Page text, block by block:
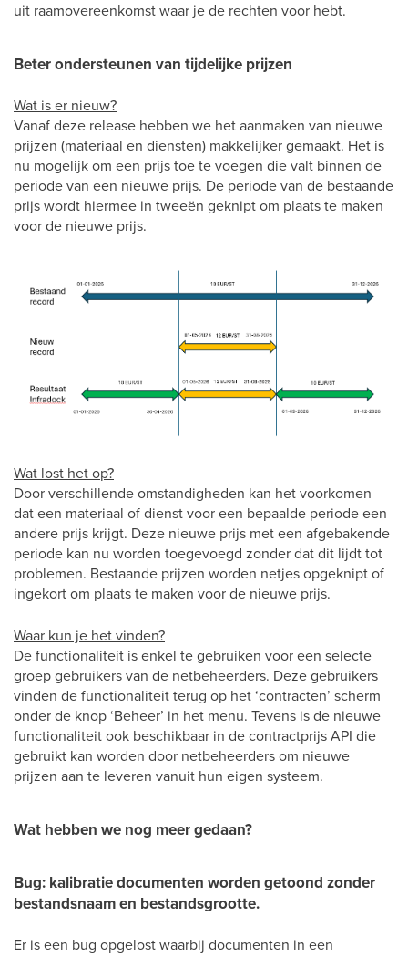
uit raamovereenkomst waar je de rechten voor hebt.
Beter ondersteunen van tijdelijke prijzen
Wat is er nieuw?
Vanaf deze release hebben we het aanmaken van nieuwe
prijzen (materiaal en diensten) makkelijker gemaakt. Het is
nu mogelijk om een prijs toe te voegen die valt binnen de
periode van een nieuwe prijs. De periode van de bestaande
prijs wordt hiermee in tweeën geknipt om plaats te maken
voor de nieuwe prijs.
Wat lost het op?
Door verschillende omstandigheden kan het voorkomen
dat een materiaal of dienst voor een bepaalde periode een
andere prijs krijgt. Deze nieuwe prijs met een afgebakende
periode kan nu worden toegevoegd zonder dat dit lijdt tot
problemen. Bestaande prijzen worden netjes opgeknipt of
ingekort om plaats te maken voor de nieuwe prijs.
Waar kun je het vinden?
De functionaliteit is enkel te gebruiken voor een selecte
groep gebruikers van de netbeheerders. Deze gebruikers
vinden de functionaliteit terug op het ‘contracten’ scherm
onder de knop ‘Beheer’ in het menu. Tevens is de nieuwe
functionaliteit ook beschikbaar in de contractprijs API die
gebruikt kan worden door netbeheerders om nieuwe
prijzen aan te leveren vanuit hun eigen systeem.
Wat hebben we nog meer gedaan?
Bug: kalibratie documenten worden getoond zonder
bestandsnaam en bestandsgrootte.
Er is een bug opgelost waarbij documenten in een